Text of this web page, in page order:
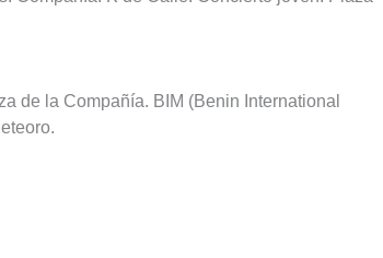
de la Compañía. BIM (Benin International